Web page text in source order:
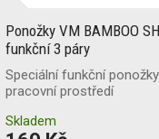
Ponožky VM BAMBOO
funkční 3 páry
Speciální funkční
pracovní prostředí
Skladem